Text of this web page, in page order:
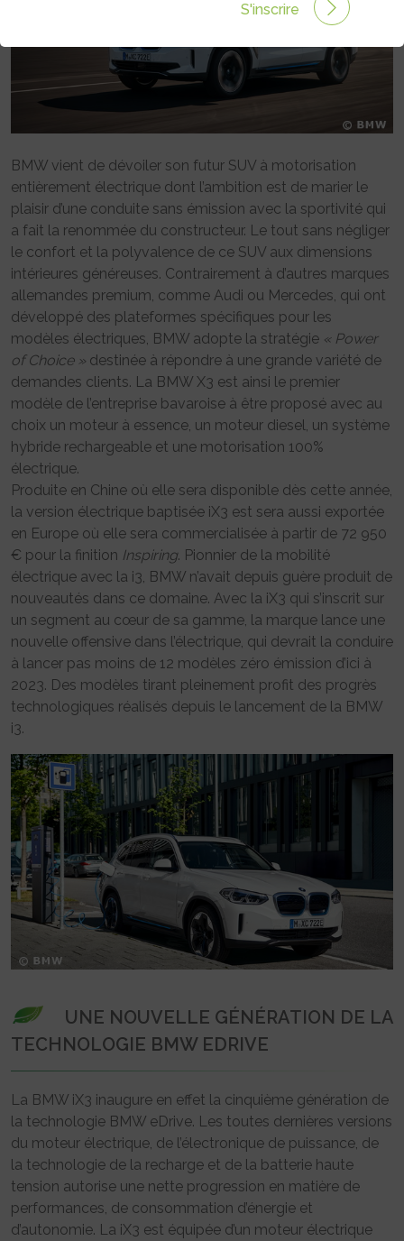
BMW vient de dévoiler son futur SUV à motorisation
entièrement électrique dont l’ambition est de marier le
plaisir d’une conduite sans émission avec la sportivité qui
a fait la renommée du constructeur. Le tout sans négliger
le confort et la polyvalence de ce SUV aux dimensions
intérieures généreuses. Contrairement à d’autres marques
allemandes premium, comme Audi ou Mercedes, qui ont
développé des plateformes spécifiques pour les
modèles électriques, BMW adopte la stratégie « Power
of Choice » destinée à répondre à une grande variété de
demandes clients. La BMW X3 est ainsi le premier
modèle de l’entreprise bavaroise à être proposé avec au
choix un moteur à essence, un moteur diesel, un système
hybride rechargeable et une motorisation 100%
électrique.
Produite en Chine où elle sera disponible dès cette année,
la version électrique baptisée iX3 est sera aussi exportée
en Europe où elle sera commercialisée à partir de 72 950
€ pour la finition Inspiring. Pionnier de la mobilité
électrique avec la i3, BMW n’avait depuis guère produit de
nouveautés dans ce domaine. Avec la iX3 qui s’inscrit sur
un segment au cœur de sa gamme, la marque lance une
nouvelle offensive dans l’électrique, qui devrait la conduire
à lancer pas moins de 12 modèles zéro émission d’ici à
2023. Des modèles tirant pleinement profit des progrès
technologiques réalisés depuis le lancement de la BMW
i3.
UNE NOUVELLE GÉNÉRATION DE LA
TECHNOLOGIE BMW EDRIVE
La BMW iX3 inaugure en effet la cinquième génération de
la technologie BMW eDrive. Les toutes dernières versions
du moteur électrique, de l’électronique de puissance, de
la technologie de la recharge et de la batterie haute
tension autorise une nette progression en matière de
performances, de consommation d’énergie et
d’autonomie. La iX3 est équipée d’un moteur électrique
S'inscrire